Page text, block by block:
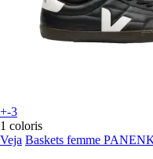
+-3
1 coloris
Veja Baskets femme